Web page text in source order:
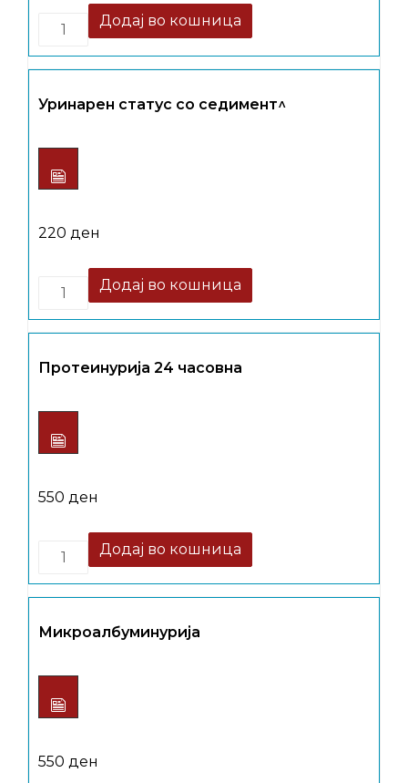
Додај во кошница
Уринарен статус со седимент^
220 ден
Quantity
Додај во кошница
Протеинурија 24 часовна
550 ден
Quantity
Додај во кошница
Микроалбуминурија
550 ден